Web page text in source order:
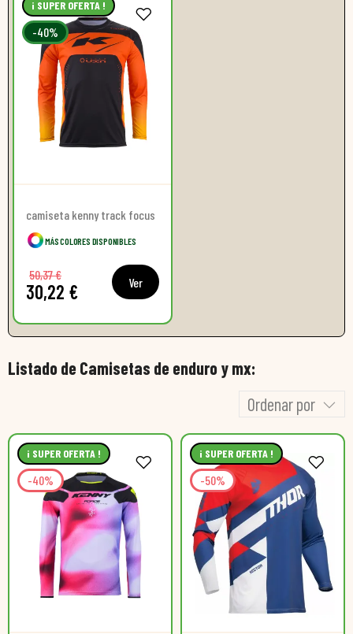
¡ SUPER OFERTA !
-40%
camiseta kenny track focus
MÁS COLORES DISPONIBLES
30,22 €
50,37 € Ver
Listado de Camisetas de enduro y mx:
Ordenar por
¡ SUPER OFERTA !
-40%
¡ SUPER OFERTA !
-50%